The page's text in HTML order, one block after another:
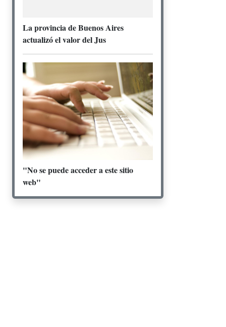
La provincia de Buenos Aires
actualizó el valor del Jus
"No se puede acceder a este sitio
web"